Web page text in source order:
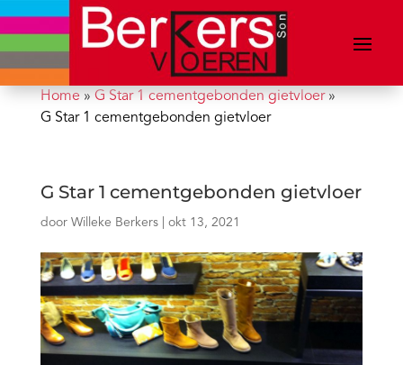
Home» G Star 1 cementgebonden gietvloer»
G Star 1 cementgebonden gietvloer
G Star 1 cementgebonden gietvloer
door Willeke Berkers| okt 13, 2021